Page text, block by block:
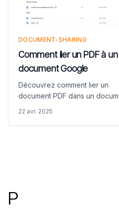
DOCUMENT-SHARING
Comment lier un PDF à un
document Google
Découvrez comment lier un
document PDF dans un
documents avec des liens PDF
22 avr. 2025
P